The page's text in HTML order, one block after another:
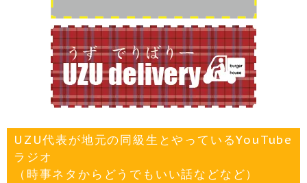
UZU代表が地元の同級生とやっているYouTube
ラジオ
（時事ネタからどうでもいい話などなど）